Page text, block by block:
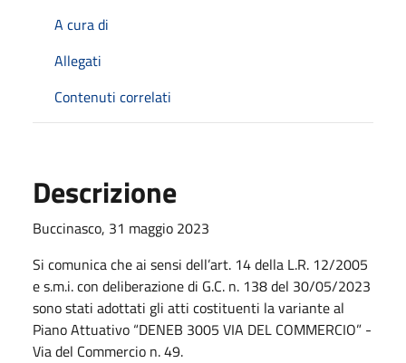
A cura di
Allegati
Contenuti correlati
Descrizione
Buccinasco, 31 maggio 2023
Si comunica che ai sensi dell’art. 14 della L.R. 12/2005
e s.m.i. con deliberazione di G.C. n. 138 del 30/05/2023
sono stati adottati gli atti costituenti la variante al
Piano Attuativo “DENEB 3005 VIA DEL COMMERCIO” -
Via del Commercio n. 49.